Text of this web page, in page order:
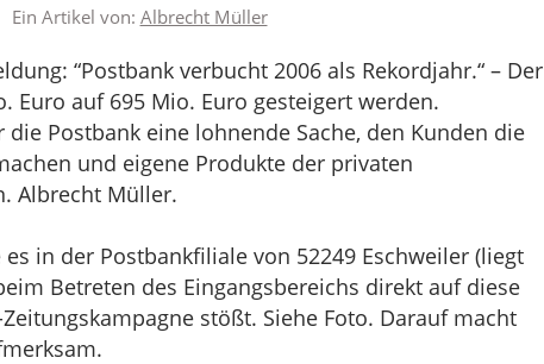
Ein Artikel von: Albrecht Müller
“Postbank verbucht 2006 als Rekordjahr.“ – Der
Euro auf 695 Mio. Euro gesteigert werden.
Postbank eine lohnende Sache, den Kunden die
und eigene Produkte der privaten
Albrecht Müller.
in der Postbankfiliale von 52249 Eschweiler (liegt
Betreten des Eingangsbereichs direkt auf diese
stößt. Siehe Foto. Darauf macht